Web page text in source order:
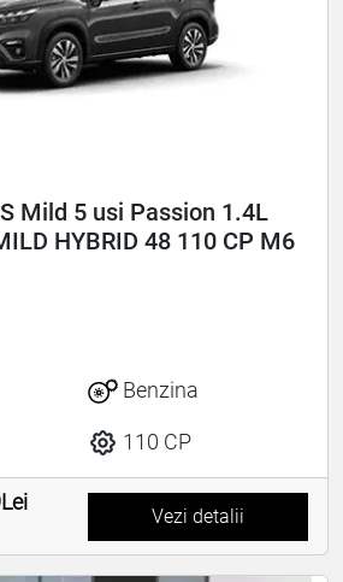
Mild 5 usi Passion 1.4L
HYBRID 48 110 CP M6
Benzina
110 CP
Vezi detalii